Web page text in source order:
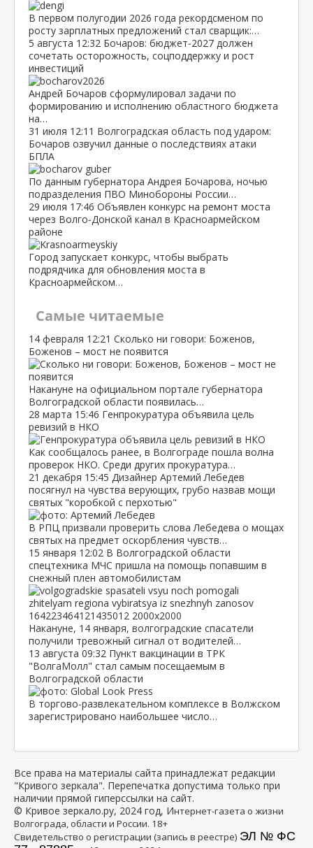
В первом полугодии 2026 года рекордсменом по
росту зарплатных предложений стал сварщик:…
5 августа 12:32 Бочаров: бюджет‑2027 должен
сочетать осторожность, соцподдержку и рост
инвестиций
Андрей Бочаров сформулировал задачи по
формированию и исполнению областного бюджета
на…
31 июля 12:11 Волгоградская область под ударом:
Бочаров озвучил данные о последствиях атаки
БПЛА
По данным губернатора Андрея Бочарова, ночью
подразделения ПВО Минобороны России…
29 июля 17:46 Объявлен конкурс на ремонт моста
через Волго‑Донской канал в Красноармейском
районе
Город запускает конкурс, чтобы выбрать
подрядчика для обновления моста в
Красноармейском…
Самые читаемые
14 февраля 12:21 Сколько ни говори: Боженов,
Боженов – мост не появится
Накануне на официальном портале губернатора
Волгоградской области появилась…
28 марта 15:46 Генпрокуратура объявила цель
ревизий в НКО
Как сообщалось ранее, в Волгограде пошла волна
проверок НКО. Среди других прокуратура…
21 декабря 15:45 Дизайнер Артемий Лебедев
посягнул на чувства верующих, грубо назвав мощи
святых "коробкой с перхотью"
В РПЦ призвали проверить слова Лебедева о мощах
святых на предмет оскорбления чувств…
15 января 12:02 В Волгоградской области
спецтехника МЧС пришла на помощь попавшим в
снежный плен автомобилистам
Накануне, 14 января, волгоградские спасатели
получили тревожный сигнал от водителей…
13 августа 09:32 Пункт вакцинации в ТРК
"ВолгаМолл" стал самым посещаемым в
Волгоградской области
В торгово-развлекательном комплексе в Волжском
зарегистрировано наибольшее число…
Все права на материалы сайта принадлежат редакции
"Кривого зеркала". Перепечатка допустима только при
наличии прямой гиперссылки на сайт.
© Кривое зеркало.ру, 2024 год, Интернет-газета о жизни
Волгограда, области и России. 18+
Свидетельство о регистрации (запись в реестре) ЭЛ № ФС